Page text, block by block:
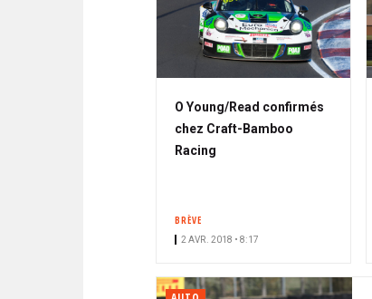
O Young/Read confirmés
chez Craft-Bamboo
Racing
BRÈVE
2 AVR. 2018 • 8:17